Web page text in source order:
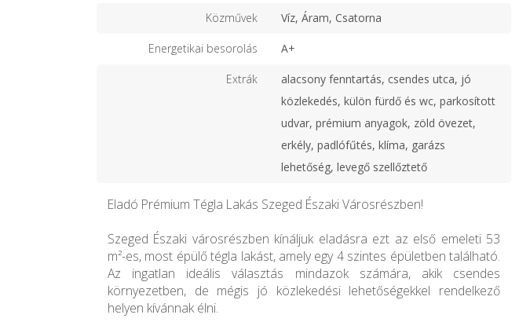
Közművek Víz, Áram, Csatorna
Energetikai besorolás A+
Extrák
alacsony fenntartás, csendes utca, jó
közlekedés, külön fürdő és wc, parkosított
udvar, prémium anyagok, zöld övezet,
erkély, padlófűtés, klíma, garázs
lehetőség, levegő szellőztető
Eladó Prémium Tégla Lakás Szeged Északi Városrészben!
Szeged Északi városrészben kínáljuk eladásra ezt az első emeleti 53
m²-es, most épülő tégla lakást, amely egy 4 szintes épületben található.
Az ingatlan ideális választás mindazok számára, akik csendes
környezetben, de mégis jó közlekedési lehetőségekkel rendelkező
helyen kívánnak élni.